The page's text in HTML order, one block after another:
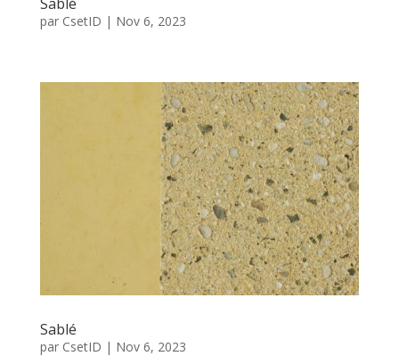
par CsetID | Nov 6, 2023
Sablé
par CsetID | Nov 6, 2023